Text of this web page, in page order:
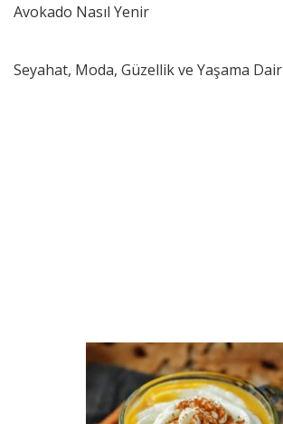
Avokado Nasıl Yenir
Seyahat, Moda, Güzellik ve Yaşama Dair